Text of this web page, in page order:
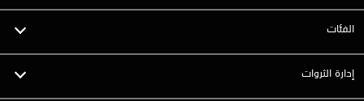
الفئات
إدارة الثروات